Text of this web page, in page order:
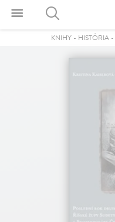
KNIHY - HISTÓRIA -